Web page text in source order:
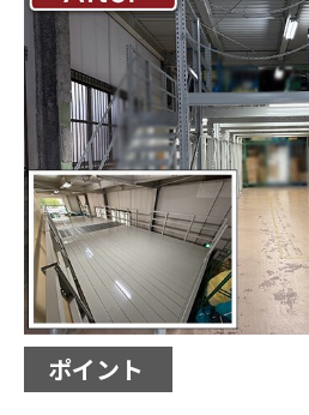
ポイント